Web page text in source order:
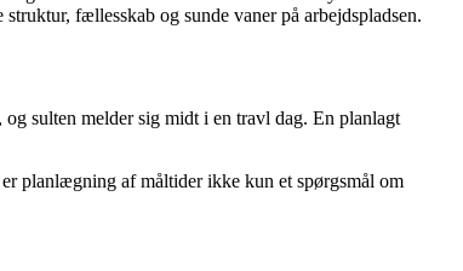
fællesskab og sunde vaner på arbejdspladsen.
sulten melder sig midt i en travl dag. En planlagt
planlægning af måltider ikke kun et spørgsmål om